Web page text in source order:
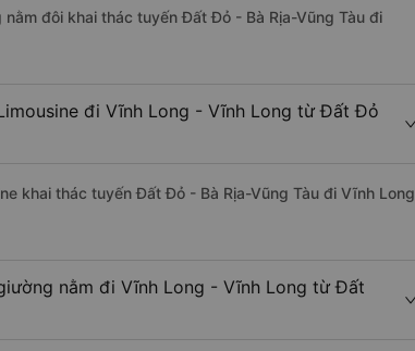
đôi khai thác tuyến Đất Đỏ - Bà Rịa-Vũng Tàu đi
đi Vĩnh Long - Vĩnh Long từ Đất Đỏ
khai thác tuyến Đất Đỏ - Bà Rịa-Vũng Tàu đi Vĩnh Long
nằm đi Vĩnh Long - Vĩnh Long từ Đất